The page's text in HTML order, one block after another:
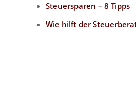
Steuersparen – 8 Tipps
Wie hilft der